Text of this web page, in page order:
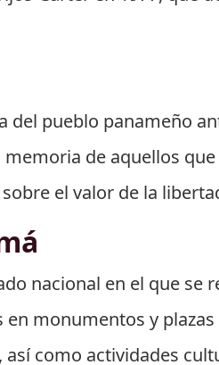
del pueblo panameño
de aquellos
el valor de la
nacional en el que
en monumentos y
como actividades